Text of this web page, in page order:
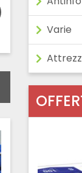
Varie